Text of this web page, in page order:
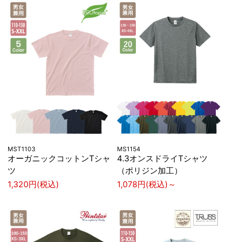
MST1103
オーガニックコットンTシャ
ツ
1,320円(税込)
MS1154
4.3オンスドライTシャツ
（ポリジン加工）
1,078円(税込)～